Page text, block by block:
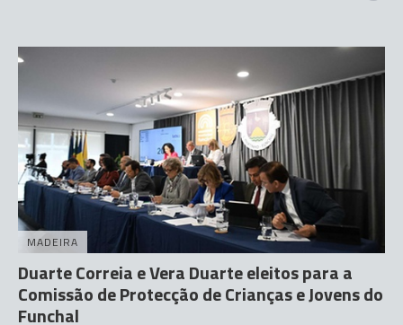
MADEIRA
Duarte Correia e Vera Duarte eleitos para a
Comissão de Protecção de Crianças e Jovens do
Funchal